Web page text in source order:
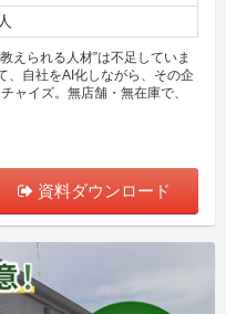
えられる人材”は不足していま
、自社をAI化しながら、その企
ャイズ。無店舗・無在庫で、
資料ダウンロード